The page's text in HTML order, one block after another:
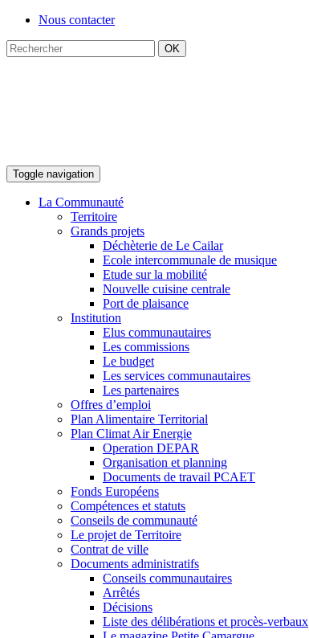
Nous contacter
Toggle navigation
La Communauté
Territoire
Grands projets
Déchèterie de Le Cailar
Ecole intercommunale de musique
Etude sur la mobilité
Nouvelle cuisine centrale
Port de plaisance
Institution
Elus communautaires
Les commissions
Le budget
Les services communautaires
Les partenaires
Offres d’emploi
Plan Alimentaire Territorial
Plan Climat Air Energie
Operation DEPAR
Organisation et planning
Documents de travail PCAET
Fonds Européens
Compétences et statuts
Conseils de communauté
Le projet de Territoire
Contrat de ville
Documents administratifs
Conseils communautaires
Arrêtés
Décisions
Liste des délibérations et procès-verbaux